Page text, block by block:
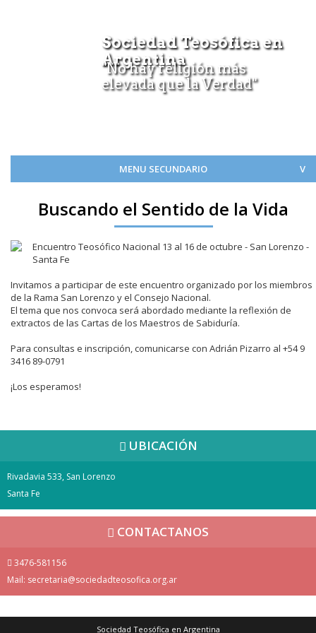
Sociedad Teosófica en
Argentina
"No hay religión más
elevada que la Verdad"
MENU SECUNDARIO
Buscando el Sentido de la Vida
Encuentro Teosófico Nacional 13 al 16 de octubre - San Lorenzo -
Santa Fe
Invitamos a participar de este encuentro organizado por los miembros
de la Rama San Lorenzo y el Consejo Nacional.
El tema que nos convoca será abordado mediante la reflexión de
extractos de las Cartas de los Maestros de Sabiduría.
Para consultas e inscripción, comunicarse con Adrián Pizarro al +54 9
3416 89-0791
¡Los esperamos!
UBICACIÓN
Rivadavia 533, San Lorenzo
Santa Fe
CONTACTANOS
3476-581156
Mail: secretaria@sociedadteosofica.org.ar
Sociedad Teosófica en Argentina